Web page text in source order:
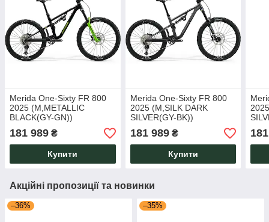
Merida One-Sixty FR 800
2025 (M,METALLIC
BLACK(GY-GN))
181 989 ₴
Купити
Merida One-Sixty FR 800
2025 (M,SILK DARK
SILVER(GY-BK))
181 989₴
Купити
Акційні пропозиції та новинки
–36% –35%